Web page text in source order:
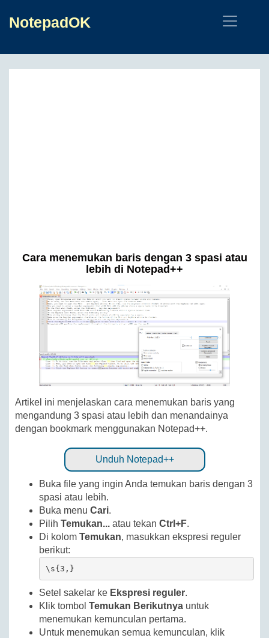
NotepadOK
Cara menemukan baris dengan 3 spasi atau
lebih di Notepad++
Artikel ini menjelaskan cara menemukan baris yang
mengandung 3 spasi atau lebih dan menandainya
dengan bookmark menggunakan Notepad++.
Unduh Notepad++
Buka file yang ingin Anda temukan baris dengan 3
spasi atau lebih.
Buka menu Cari.
Pilih Temukan... atau tekan Ctrl+F.
Di kolom Temukan, masukkan ekspresi reguler
berikut:
\s{3,}
Setel sakelar ke Ekspresi reguler.
Klik tombol Temukan Berikutnya untuk
menemukan kemunculan pertama.
Untuk menemukan semua kemunculan, klik